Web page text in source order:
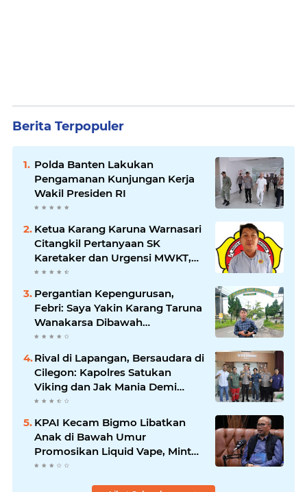
Berita Terpopuler
Polda Banten Lakukan
Pengamanan Kunjungan Kerja
Wakil Presiden RI
Ketua Karang Karuna Warnasari
Citangkil Pertanyaan SK
Karetaker dan Urgensi MWKT,
Saat Suasana Berduka
Pergantian Kepengurusan,
Febri: Saya Yakin Karang Taruna
Wanakarsa Dibawah
Kepemimpinan Bung Entus
Jauh Membawa Manfaat
Rival di Lapangan, Bersaudara di
Cilegon: Kapolres Satukan
Viking dan Jak Mania Demi
Nobar Damai Piala Presiden
KPAI Kecam Bigmo Libatkan
Anak di Bawah Umur
Promosikan Liquid Vape, Minta
Aparat Bertindak Tegas